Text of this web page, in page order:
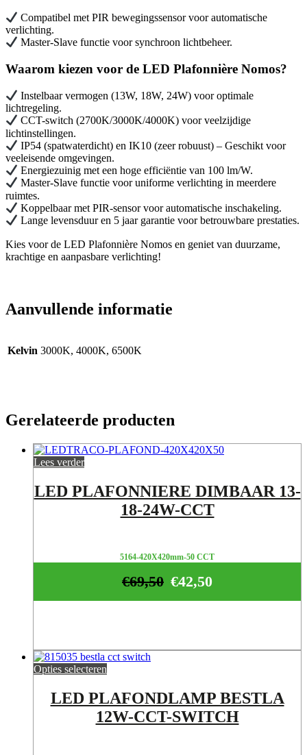
Compatibel met PIR bewegingssensor voor automatische
verlichting.
Master-Slave functie voor synchroon lichtbeheer.
Waarom kiezen voor de LED Plafonnière Nomos?
Instelbaar vermogen (13W, 18W, 24W) voor optimale
lichtregeling.
CCT-switch (2700K/3000K/4000K) voor veelzijdige
lichtinstellingen.
IP54 (spatwaterdicht) en IK10 (zeer robuust) – Geschikt voor
veeleisende omgevingen.
Energiezuinig met een hoge efficiëntie van 100 lm/W.
Master-Slave functie voor uniforme verlichting in meerdere
ruimtes.
Koppelbaar met PIR-sensor voor automatische inschakeling.
Lange levensduur en 5 jaar garantie voor betrouwbare prestaties.
Kies voor de LED Plafonnière Nomos en geniet van duurzame,
krachtige en aanpasbare verlichting!
Aanvullende informatie
Kelvin 3000K, 4000K, 6500K
Gerelateerde producten
Lees verder
LED PLAFONNIERE DIMBAAR 13-
18-24W-CCT
5164-420X420mm-50 CCT
€42,50
€69,50
Opties selecteren
LED PLAFONDLAMP BESTLA
12W-CCT-SWITCH